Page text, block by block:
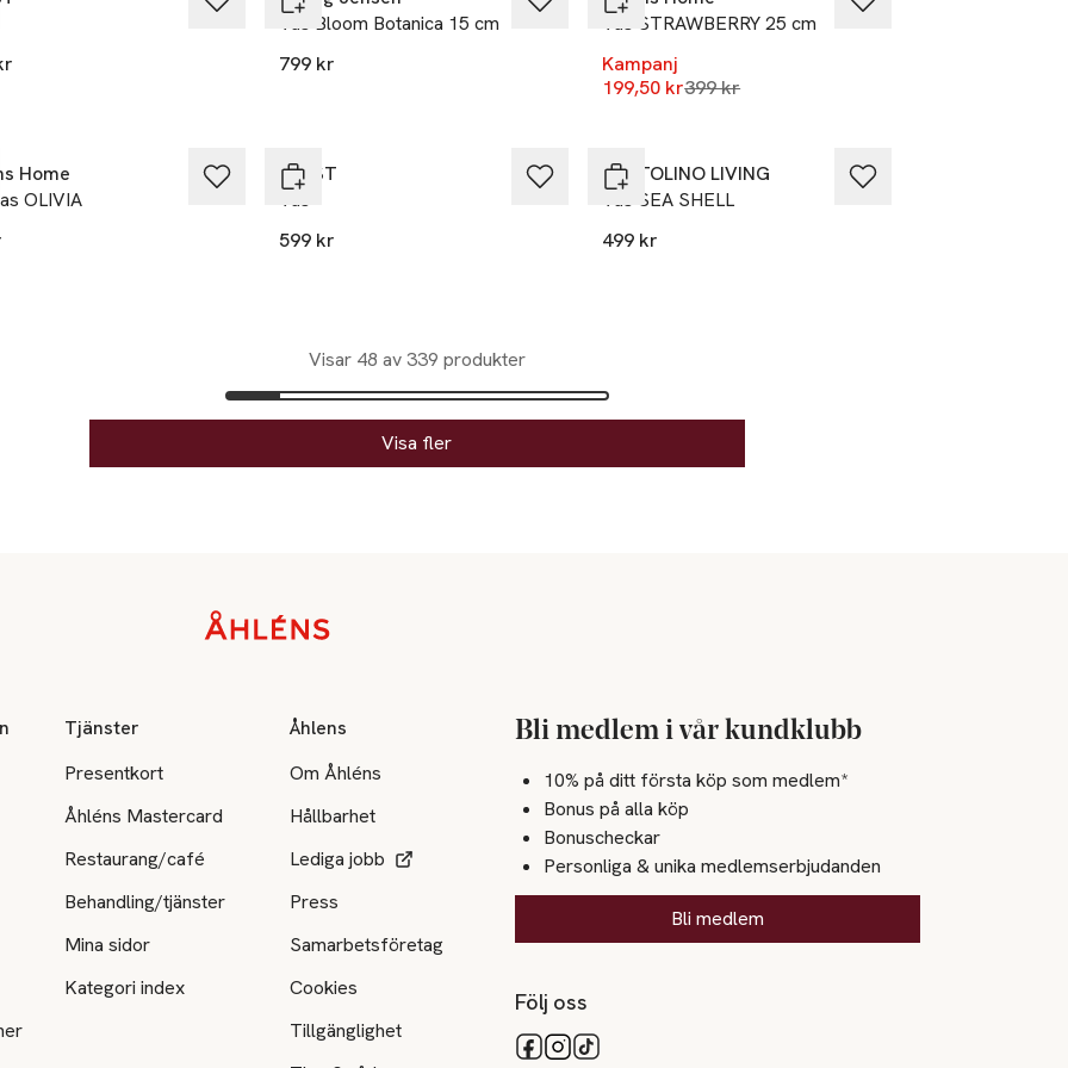
Vas Bloom Botanica 15 cm
799 kr
Vas STRAWBERRY 25 cm
Kampanj
199,50 krLägsta pris 30 dagar
399 kr
Home
OLIVIA
finns i färgerna:
ERNST
Vas
599 kr
PORTOLINO LIVING
Vas SEA SHELL
499 kr
Visar 48 av 339 produkter
Visa fler
Tjänster
Presentkort
Åhléns Mastercard
Restaurang/café
Behandling/tjänster
Mina sidor
Kategori index
Åhlens
Om Åhléns
Hållbarhet
Lediga jobb
Press
Samarbetsföretag
Cookies
Tillgänglighet
Bli medlem i vår kundklubb
10% på ditt första köp som medlem*
Bonus på alla köp
Bonuscheckar
Personliga & unika medlemserbjudanden
Bli medlem
Följ oss